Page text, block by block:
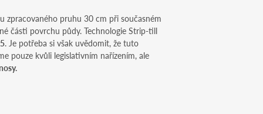
zpracovaného pruhu 30 cm při současném
části povrchu půdy. Technologie Strip-till
. Je potřeba si však uvědomit, že tuto
pouze kvůli legislativním nařízením, ale